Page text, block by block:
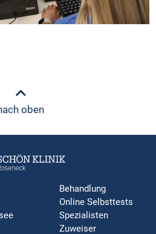
oben
Behandlung
Online Selbsttests
Spezialisten
Zuweiser